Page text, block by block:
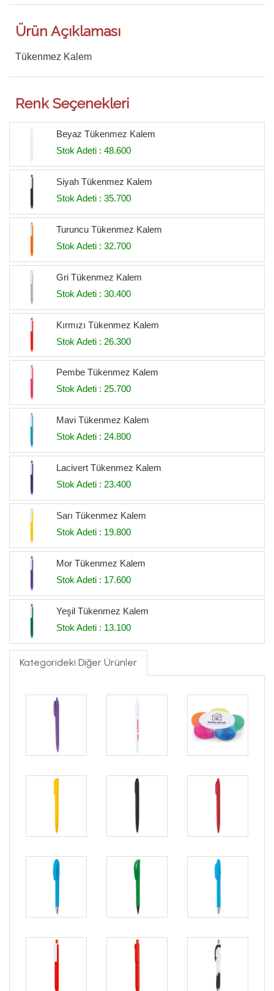
Ürün Açıklaması
Tükenmez Kalem
Renk Seçenekleri
Beyaz Tükenmez Kalem
Stok Adeti : 48.600
Siyah Tükenmez Kalem
Stok Adeti : 35.700
Turuncu Tükenmez Kalem
Stok Adeti : 32.700
Gri Tükenmez Kalem
Stok Adeti : 30.400
Kırmızı Tükenmez Kalem
Stok Adeti : 26.300
Pembe Tükenmez Kalem
Stok Adeti : 25.700
Mavi Tükenmez Kalem
Stok Adeti : 24.800
Lacivert Tükenmez Kalem
Stok Adeti : 23.400
Sarı Tükenmez Kalem
Stok Adeti : 19.800
Mor Tükenmez Kalem
Stok Adeti : 17.600
Yeşil Tükenmez Kalem
Stok Adeti : 13.100
Kategorideki Diğer Ürünler